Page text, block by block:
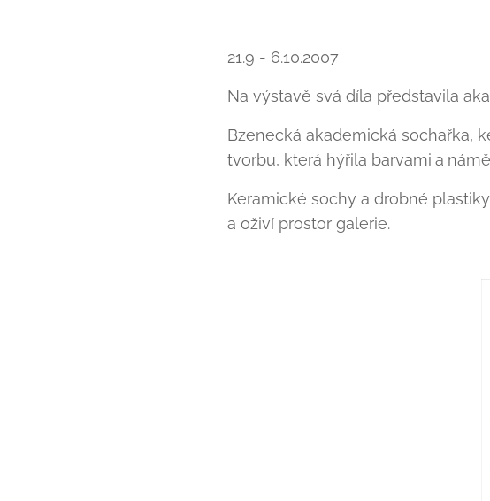
21.9 - 6.10.2007
Na výstavě svá díla představila
Bzenecká akademická sochařka,
tvorbu, která hýřila barvami a
Keramické sochy a drobné
a oživí prostor galerie.